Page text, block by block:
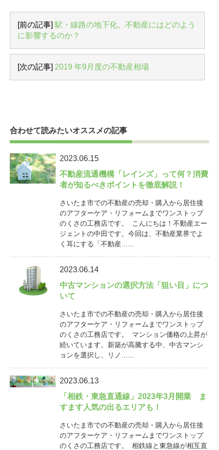
[前の記事] 駅・線路の地下化。不動産にはどのよう
に影響するのか？
[次の記事] 2019 年9月度の不動産相場
合わせて読みたいオススメの記事
2023.06.15
不動産流通機構「レインズ」って何？消費
者が知るべきポイントを徹底解説！
さいたま市での不動産の売却・購入から居住後
のアフターケア・リフォームまでワンストップ
のくさの工務店です。 こんにちは！不動産エー
ジェントの中田です。今回は、不動産業界でよ
く耳にする「不動産…...
2023.06.14
中古マンションの選択方法「狙い目」につ
いて
さいたま市での不動産の売却・購入から居住後
のアフターケア・リフォームまでワンストップ
のくさの工務店です。 マンション価格の上昇が
続いています。新築が高騰する中、中古マンシ
ョンを選択し、リノ…...
2023.06.13
「相鉄・東急直通線」2023年3月開業 ま
すます人気の出るエリアも！
さいたま市での不動産の売却・購入から居住後
のアフターケア・リフォームまでワンストップ
のくさの工務店です。 相鉄線と東急線が相互直